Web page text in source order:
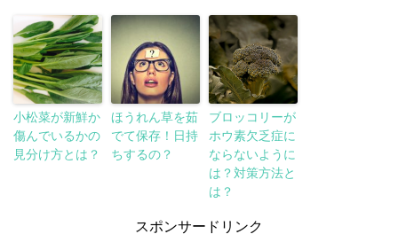
小松菜が新鮮か
傷んでいるかの
見分け方とは？
ほうれん草を茹
でて保存！日持
ちするの？
ブロッコリーが
ホウ素欠乏症に
ならないように
は？対策方法と
は？
スポンサードリンク